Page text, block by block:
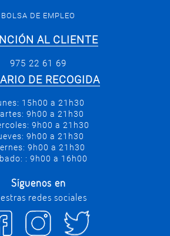
BOLSA DE EMPLEO
AL CLIENTE
975 22 61 69
DE RECOGIDA
15h00 a 21h30
9h00 a 21h30
9h00 a 21h30
9h00 a 21h30
9h00 a 21h30
: 9h00 a 16h00
Síguenos en
redes sociales